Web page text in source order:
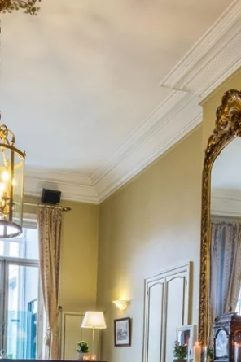
recherchez-vous ?
votre hôtel :
Martin's Relais
Bruges, 4*